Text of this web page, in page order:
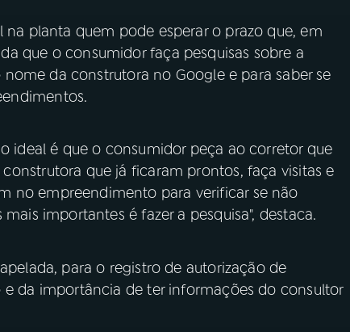
planta quem pode esperar o prazo que, em
que o consumidor faça pesquisas sobre a
da construtora no Google e para saber se
ideal é que o consumidor peça ao corretor que
que já ficaram prontos, faça visitas e
no empreendimento para verificar se não
importantes é fazer a pesquisa", destaca.
para o registro de autorização de
da importância de ter informações do consultor